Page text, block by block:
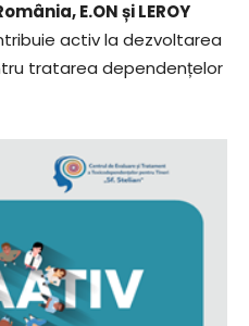
E.ON și LEROY
activ la dezvoltarea
tratarea dependențelor